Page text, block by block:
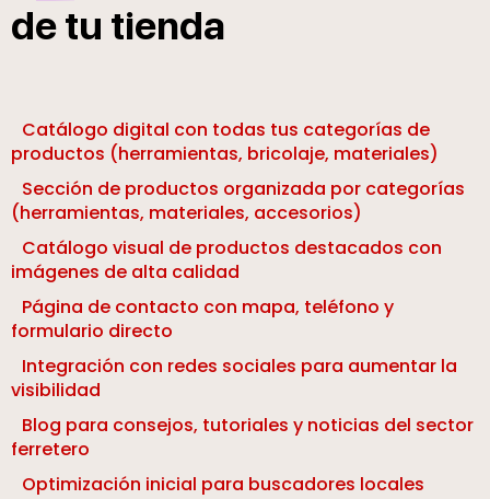
detu tienda
Catálogo digital con todas tus categorías de
productos (herramientas, bricolaje, materiales)
Sección de productos organizada por categorías
(herramientas, materiales, accesorios)
Catálogo visual de productos destacados con
imágenes de alta calidad
Página de contacto con mapa, teléfono y
formulario directo
Integración con redes sociales para aumentar la
visibilidad
Blog para consejos, tutoriales y noticias del sector
ferretero
Optimización inicial para buscadores locales